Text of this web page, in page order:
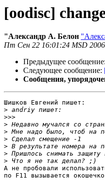
[oodisc]
"Александр А. Белон
Пт Сен 22 16:01:24 MSD 2006
Предыдущее сообщение:
Следующее сообщение:
Сообщения,
Шишков Евгений пишет:
>
>>>
>
>
>
>
>
>
А не пробовали
по F11 вызывается